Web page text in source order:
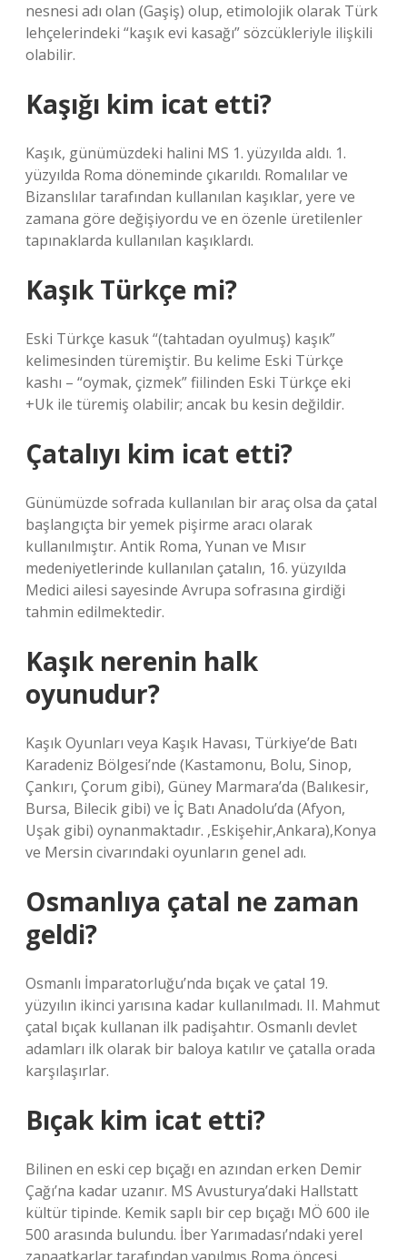
nesnesi adı olan (Gaşiş) olup, etimolojik olarak Türk
lehçelerindeki “kaşık evi kasağı” sözcükleriyle ilişkili
olabilir.
Kaşığı kim icat etti?
Kaşık, günümüzdeki halini MS 1. yüzyılda aldı. 1.
yüzyılda Roma döneminde çıkarıldı. Romalılar ve
Bizanslılar tarafından kullanılan kaşıklar, yere ve
zamana göre değişiyordu ve en özenle üretilenler
tapınaklarda kullanılan kaşıklardı.
Kaşık Türkçe mi?
Eski Türkçe kasuk “(tahtadan oyulmuş) kaşık”
kelimesinden türemiştir. Bu kelime Eski Türkçe
kashı – “oymak, çizmek” fiilinden Eski Türkçe eki
+Uk ile türemiş olabilir; ancak bu kesin değildir.
Çatalıyı kim icat etti?
Günümüzde sofrada kullanılan bir araç olsa da çatal
başlangıçta bir yemek pişirme aracı olarak
kullanılmıştır. Antik Roma, Yunan ve Mısır
medeniyetlerinde kullanılan çatalın, 16. yüzyılda
Medici ailesi sayesinde Avrupa sofrasına girdiği
tahmin edilmektedir.
Kaşık nerenin halk
oyunudur?
Kaşık Oyunları veya Kaşık Havası, Türkiye’de Batı
Karadeniz Bölgesi’nde (Kastamonu, Bolu, Sinop,
Çankırı, Çorum gibi), Güney Marmara’da (Balıkesir,
Bursa, Bilecik gibi) ve İç Batı Anadolu’da (Afyon,
Uşak gibi) oynanmaktadır. ,Eskişehir,Ankara),Konya
ve Mersin civarındaki oyunların genel adı.
Osmanlıya çatal ne zaman
geldi?
Osmanlı İmparatorluğu’nda bıçak ve çatal 19.
yüzyılın ikinci yarısına kadar kullanılmadı. II. Mahmut
çatal bıçak kullanan ilk padişahtır. Osmanlı devlet
adamları ilk olarak bir baloya katılır ve çatalla orada
karşılaşırlar.
Bıçak kim icat etti?
Bilinen en eski cep bıçağı en azından erken Demir
Çağı’na kadar uzanır. MS Avusturya’daki Hallstatt
kültür tipinde. Kemik saplı bir cep bıçağı MÖ 600 ile
500 arasında bulundu. İber Yarımadası’ndaki yerel